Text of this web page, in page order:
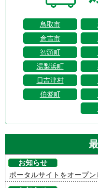
鳥取市
倉吉市
智頭町
湯梨浜町
日吉津村
伯耆町
お知らせ
ポータルサイトをオープン